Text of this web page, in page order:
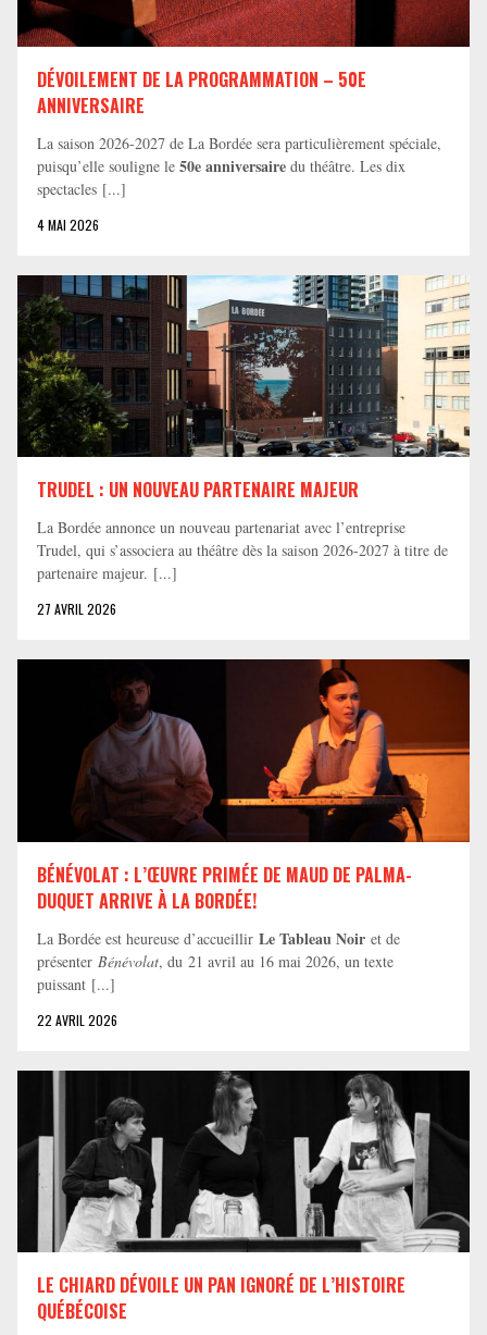
DÉVOILEMENT DE LA PROGRAMMATION – 50E
ANNIVERSAIRE
La saison 2026-2027 de La Bordée sera particulièrement spéciale,
puisqu’elle souligne le 50e anniversaire du théâtre. Les dix
spectacles [...]
4 MAI 2026
TRUDEL : UN NOUVEAU PARTENAIRE MAJEUR
La Bordée annonce un nouveau partenariat avec l’entreprise
Trudel, qui s’associera au théâtre dès la saison 2026-2027 à titre de
partenaire majeur. [...]
27 AVRIL 2026
BÉNÉVOLAT : L’ŒUVRE PRIMÉE DE MAUD DE PALMA-
DUQUET ARRIVE À LA BORDÉE!
La Bordée est heureuse d’accueillir Le Tableau Noir et de
présenter Bénévolat, du 21 avril au 16 mai 2026, un texte
puissant [...]
22 AVRIL 2026
LE CHIARD DÉVOILE UN PAN IGNORÉ DE L’HISTOIRE
QUÉBÉCOISE